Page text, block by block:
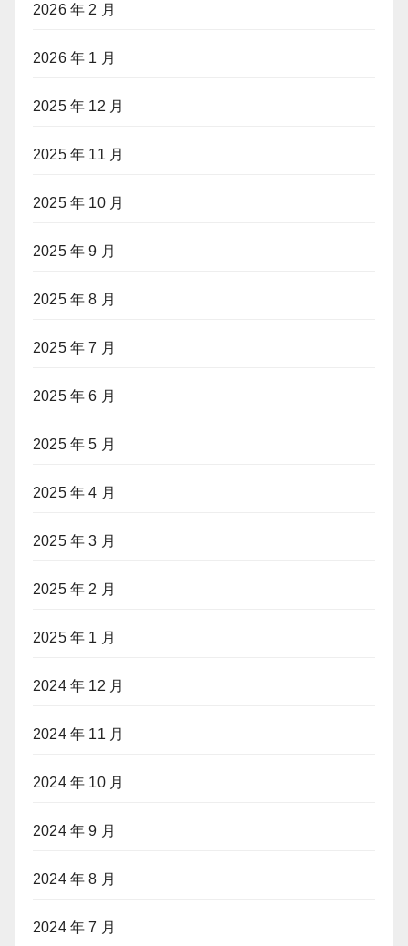
2026 年 2 月
2026 年 1 月
2025 年 12 月
2025 年 11 月
2025 年 10 月
2025 年 9 月
2025 年 8 月
2025 年 7 月
2025 年 6 月
2025 年 5 月
2025 年 4 月
2025 年 3 月
2025 年 2 月
2025 年 1 月
2024 年 12 月
2024 年 11 月
2024 年 10 月
2024 年 9 月
2024 年 8 月
2024 年 7 月